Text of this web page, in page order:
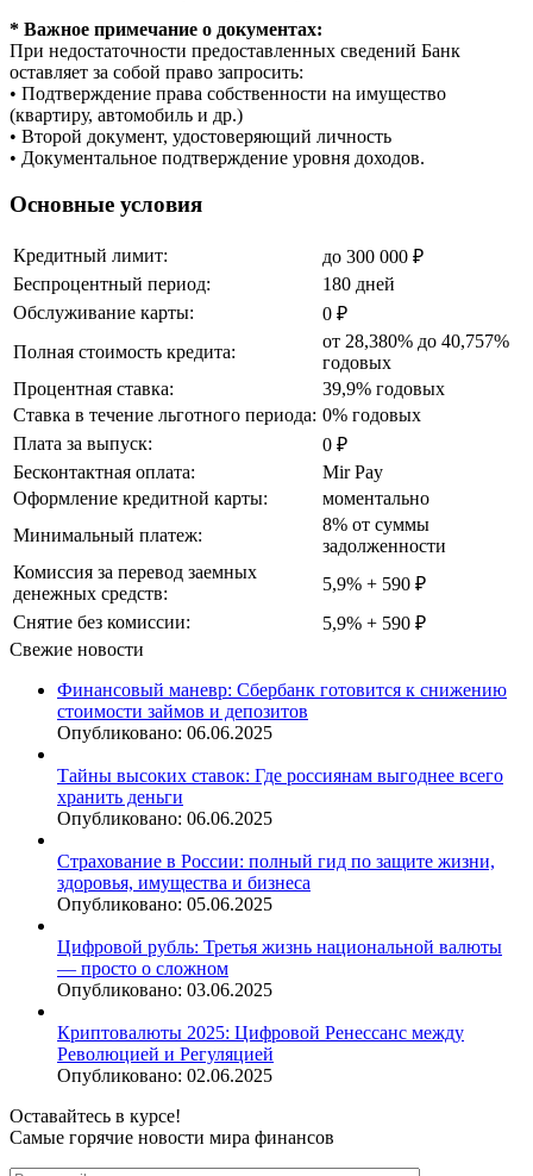
* Важное примечание о документах:
При недостаточности предоставленных сведений Банк
оставляет за собой право запросить:
• Подтверждение права собственности на имущество
(квартиру, автомобиль и др.)
• Второй документ, удостоверяющий личность
• Документальное подтверждение уровня доходов.
Основные условия
Кредитный лимит:
до 300 000 ₽
Беспроцентный период:
180 дней
Обслуживание карты:
0 ₽
Полная стоимость кредита:
от 28,380% до 40,757%
годовых
Процентная ставка:
39,9% годовых
Ставка в течение льготного периода: 0% годовых
Плата за выпуск:
0 ₽
Бесконтактная оплата:
Mir Pay
Оформление кредитной карты:
моментально
Минимальный платеж:
8% от суммы
задолженности
Комиссия за перевод заемных
денежных средств:
5,9% + 590 ₽
Снятие без комиссии:
5,9% + 590 ₽
Свежие новости
Финансовый маневр: Сбербанк готовится к снижению
стоимости займов и депозитов
Опубликовано: 06.06.2025
Тайны высоких ставок: Где россиянам выгоднее всего
хранить деньги
Опубликовано: 06.06.2025
Страхование в России: полный гид по защите жизни,
здоровья, имущества и бизнеса
Опубликовано: 05.06.2025
Цифровой рубль: Третья жизнь национальной валюты
— просто о сложном
Опубликовано: 03.06.2025
Криптовалюты 2025: Цифровой Ренессанс между
Революцией и Регуляцией
Опубликовано: 02.06.2025
Оставайтесь в курсе!
Самые горячие новости мира финансов